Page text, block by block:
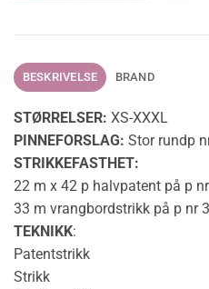
BESKRIVELSE BRAND
STØRRELSER: XS-XXXL
PINNEFORSLAG: Stor rundp
STRIKKEFASTHET:
22 m x 42 p halvpatent på p
33 m vrangbordstrikk på p nr
TEKNIKK:
Patentstrikk
Strikk